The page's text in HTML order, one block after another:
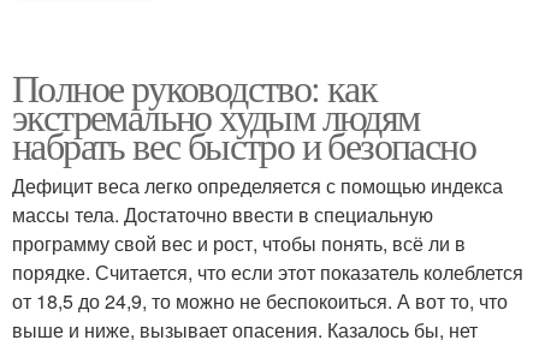
Полное руководство: как
экстремально худым людям
набрать вес быстро и безопасно
Дефицит веса легко определяется с помощью индекса
массы тела. Достаточно ввести в специальную
программу свой вес и рост, чтобы понять, всё ли в
порядке. Считается, что если этот показатель колеблется
от 18,5 до 24,9, то можно не беспокоиться. А вот то, что
выше и ниже, вызывает опасения. Казалось бы, нет